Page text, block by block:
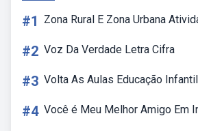
#1 Zona Rural E Zona Urbana
#2 Voz Da Verdade Letra Cifra
#3 Volta As Aulas Educação
#4 Você é Meu Melhor Amigo Em